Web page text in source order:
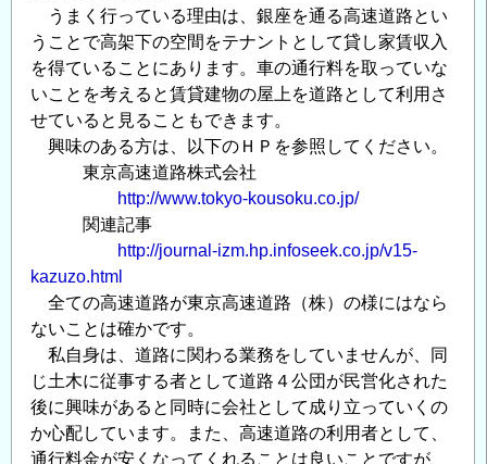
うまく行っている理由は、銀座を通る高速道路とい
うことで高架下の空間をテナントとして貸し家賃収入
を得ていることにあります。車の通行料を取っていな
いことを考えると賃貸建物の屋上を道路として利用さ
せていると見ることもできます。
興味のある方は、以下のＨＰを参照してください。
東京高速道路株式会社
http://www.tokyo-kousoku.co.jp/
関連記事
http://journal-izm.hp.infoseek.co.jp/v15-
kazuzo.html
全ての高速道路が東京高速道路（株）の様にはなら
ないことは確かです。
私自身は、道路に関わる業務をしていませんが、同
じ土木に従事する者として道路４公団が民営化された
後に興味があると同時に会社として成り立っていくの
か心配しています。また、高速道路の利用者として、
通行料金が安くなってくれることは良いことですが、